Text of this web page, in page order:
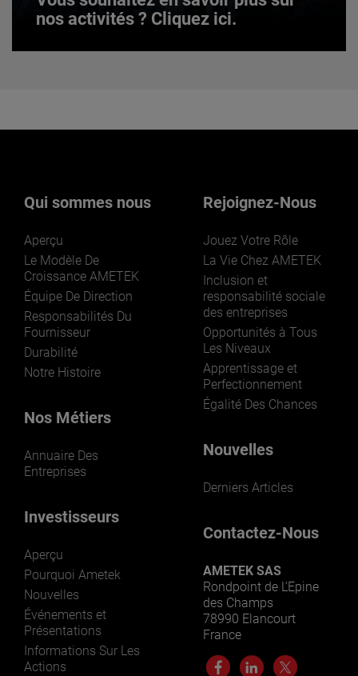
nos activités ? Cliquez ici.
LEARN MORE
Qui sommes nous
Aperçu
Le Modèle De
Croissance AMETEK
Équipe De Direction
Responsabilités Du
Fournisseur
Durabilité
Notre Histoire
Nos Métiers
Annuaire Des
Entreprises
Investisseurs
Aperçu
Pourquoi Ametek
Nouvelles
Événements et
Présentations
Informations Sur Les
Actions
Rejoignez-Nous
Jouez Votre Rôle
La Vie Chez AMETEK
Inclusion et
responsabilité sociale
des entreprises
Opportunités à Tous
Les Niveaux
Apprentissage et
Perfectionnement
Égalité Des Chances
Nouvelles
Derniers Articles
Contactez-Nous
AMETEK SAS
Rondpoint de L’Epine
des Champs
78990 Elancourt
France